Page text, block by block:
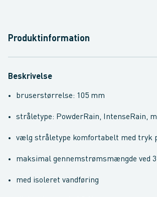
Produktinformation
Beskrivelse
bruserstørrelse: 105 mm
stråletype: PowderRain, IntenseRain,
vælg stråletype komfortabelt med tryk
maksimal gennemstrømsmængde ved
med isoleret vandføring